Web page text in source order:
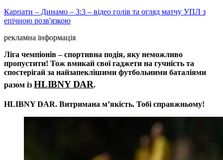
Карпати – Динамо – 3:3 – відео голів та огляд матчу УПЛ з
епічною розв'язкою
рекламна інформація
Ліга чемпіонів – спортивна подія, яку неможливо
пропустити! Тож вмикай свої гаджети на гучність та
спостерігай за найзапеклішими футбольними баталіями
разом із HLIBNY DAR.
HLIBNY DAR. Витримана мʼякість. Тобі справжньому!